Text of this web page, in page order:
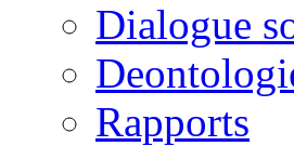
Dialogue
Rapports